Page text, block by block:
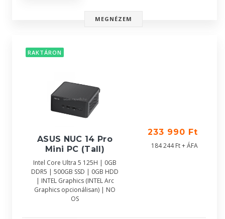
MEGNÉZEM
RAKTÁRON
ASUS NUC 14 Pro
Mini PC (Tall)
Intel Core Ultra 5 125H | 0GB
DDR5 | 500GB SSD | 0GB HDD
| INTEL Graphics (INTEL Arc
Graphics opcionálisan) | NO
OS
233 990 Ft
184 244 Ft + ÁFA